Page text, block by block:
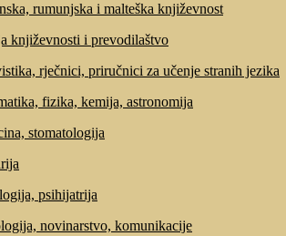
rumunjska i malteška književnost
književnosti i prevodilaštvo
rječnici, priručnici za učenje stranih jezika
fizika, kemija, astronomija
stomatologija
psihijatrija
novinarstvo, komunikacije